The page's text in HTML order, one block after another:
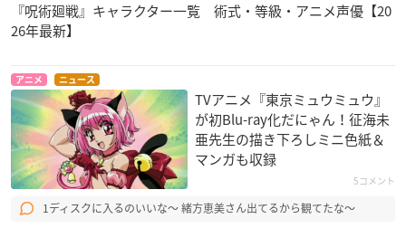
『呪術廻戦』キャラクター一覧 術式・等級・アニメ声優【20
26年最新】
アニメ ニュース
TVアニメ『東京ミュウミュウ』
が初Blu-ray化だにゃん！征海未
亜先生の描き下ろしミニ色紙＆
マンガも収録
5コメント
1ディスクに入るのいいな～ 緒方恵美さん出てるから観てたな～